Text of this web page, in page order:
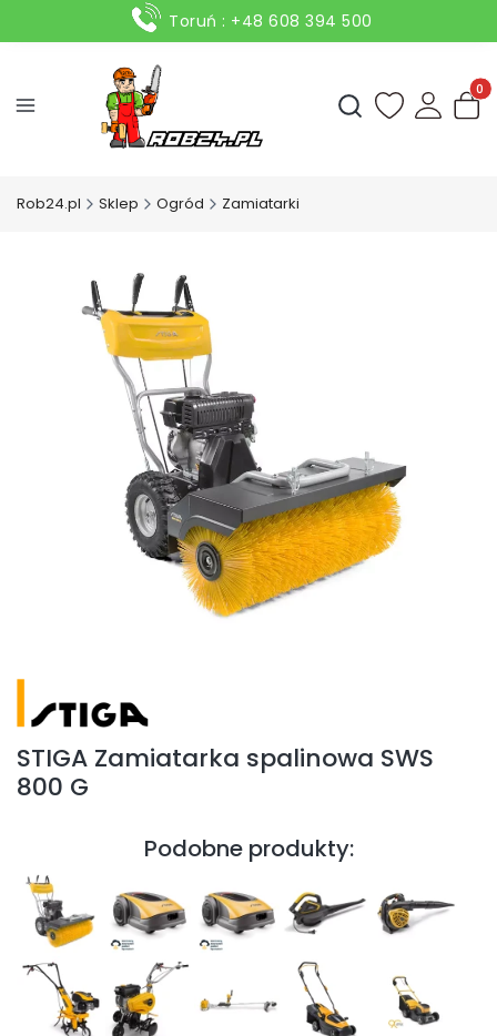
Toruń : +48 608 394 500
Otwórz
Rob24.pl Sklep Ogród Zamiatarki
STIGA Zamiatarka spalinowa SWS
800 G
Podobne produkty: